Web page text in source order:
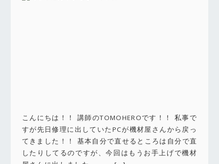
こんにちは！！ 講師のTOMOHEROです！！ 私事で
すが先日修理に出していたPCが機材屋さんから戻っ
てきました！！ 基本自分で直せるところは自分で直
したりしてるのですが、今回はもうお手上げで機材